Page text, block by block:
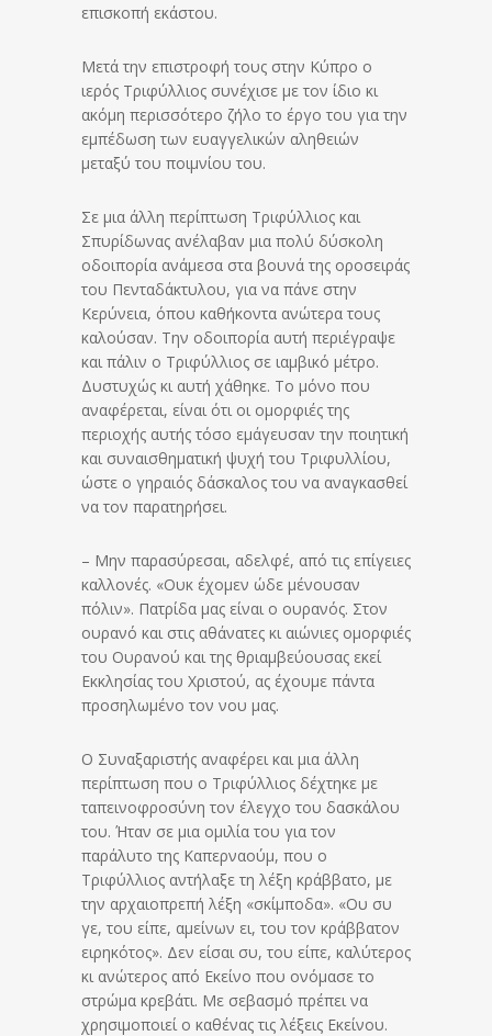
επισκοπή εκάστου.
Μετά την επιστροφή τους στην Κύπρο ο
ιερός Τριφύλλιος συνέχισε με τον ίδιο κι
ακόμη περισσότερο ζήλο το έργο του για την
εμπέδωση των ευαγγελικών αληθειών
μεταξύ του ποιμνίου του.
Σε μια άλλη περίπτωση Τριφύλλιος και
Σπυρίδωνας ανέλαβαν μια πολύ δύσκολη
οδοιπορία ανάμεσα στα βουνά της οροσειράς
του Πενταδάκτυλου, για να πάνε στην
Κερύνεια, όπου καθήκοντα ανώτερα τους
καλούσαν. Την οδοιπορία αυτή περιέγραψε
και πάλιν ο Τριφύλλιος σε ιαμβικό μέτρο.
Δυστυχώς κι αυτή χάθηκε. Το μόνο που
αναφέρεται, είναι ότι οι ομορφιές της
περιοχής αυτής τόσο εμάγευσαν την ποιητική
και συναισθηματική ψυχή του Τριφυλλίου,
ώστε ο γηραιός δάσκαλος του να αναγκασθεί
να τον παρατηρήσει.
– Μην παρασύρεσαι, αδελφέ, από τις επίγειες
καλλονές. «Ουκ έχομεν ώδε μένουσαν
πόλιν». Πατρίδα μας είναι ο ουρανός. Στον
ουρανό και στις αθάνατες κι αιώνιες ομορφιές
του Ουρανού και της θριαμβεύουσας εκεί
Εκκλησίας του Χριστού, ας έχουμε πάντα
προσηλωμένο τον νου μας.
Ο Συναξαριστής αναφέρει και μια άλλη
περίπτωση που ο Τριφύλλιος δέχτηκε με
ταπεινοφροσύνη τον έλεγχο του δασκάλου
του. Ήταν σε μια ομιλία του για τον
παράλυτο της Καπερναούμ, που ο
Τριφύλλιος αντήλαξε τη λέξη κράββατο, με
την αρχαιοπρεπή λέξη «σκίμποδα». «Ου συ
γε, του είπε, αμείνων ει, του τον κράββατον
ειρηκότος». Δεν είσαι συ, του είπε, καλύτερος
κι ανώτερος από Εκείνο που ονόμασε το
στρώμα κρεβάτι. Με σεβασμό πρέπει να
χρησιμοποιεί ο καθένας τις λέξεις Εκείνου.